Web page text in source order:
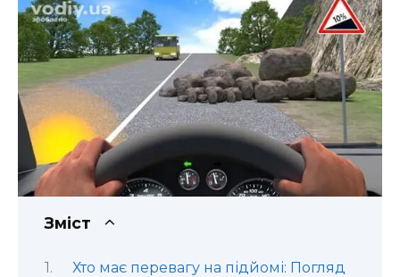
Зміст
Хто має перевагу на підйомі: Погляд